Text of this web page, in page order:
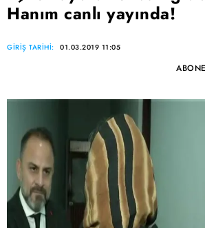
Hanım canlı yayında!
GİRİŞ TARİHİ: 01.03.2019 11:05